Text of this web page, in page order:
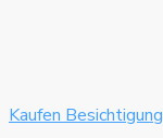
Kaufen Besichtigung